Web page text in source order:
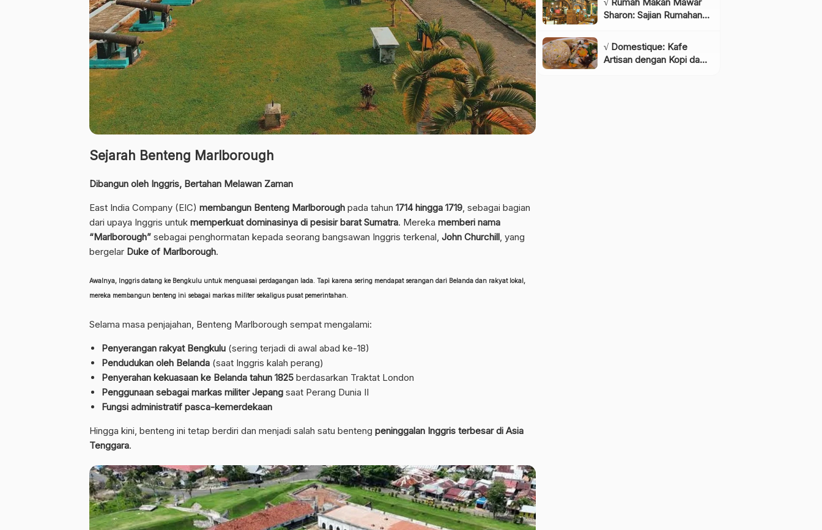
Sejarah Benteng Marlborough
Dibangun oleh Inggris, Bertahan Melawan Zaman
East India Company (EIC) membangun Benteng Marlborough pada tahun 1714 hingga 1719, sebagai bagian
dari upaya Inggris untuk memperkuat dominasinya di pesisir barat Sumatra. Mereka memberi nama
“Marlborough” sebagai penghormatan kepada seorang bangsawan Inggris terkenal, John Churchill, yang
bergelar Duke of Marlborough.
Awalnya, Inggris datang ke Bengkulu untuk menguasai perdagangan lada. Tapi karena sering mendapat serangan dari Belanda dan rakyat lokal,
mereka membangun benteng ini sebagai markas militer sekaligus pusat pemerintahan.
Selama masa penjajahan, Benteng Marlborough sempat mengalami:
Penyerangan rakyat Bengkulu (sering terjadi di awal abad ke-18)
Pendudukan oleh Belanda (saat Inggris kalah perang)
Penyerahan kekuasaan ke Belanda tahun 1825 berdasarkan Traktat London
Penggunaan sebagai markas militer Jepang saat Perang Dunia II
Fungsi administratif pasca-kemerdekaan
Hingga kini, benteng ini tetap berdiri dan menjadi salah satu benteng peninggalan Inggris terbesar di Asia
Tenggara.
Sharon: Sajian Rumahan
Menggugah Selera,
Review & Info Lengkap
√ Domestique: Kafe
Artisan dengan Kopi dan